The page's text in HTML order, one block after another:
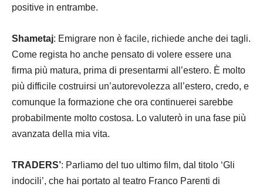
positive in entrambe.
Shametaj: Emigrare non è facile, richiede anche dei tagli.
Come regista ho anche pensato di volere essere una
firma più matura, prima di presentarmi all’estero. È molto
più difficile costruirsi un’autorevolezza all’estero, credo, e
comunque la formazione che ora continuerei sarebbe
probabilmente molto costosa. Lo valuterò in una fase più
avanzata della mia vita.
TRADERS’: Parliamo del tuo ultimo film, dal titolo ‘Gli
indocili’, che hai portato al teatro Franco Parenti di